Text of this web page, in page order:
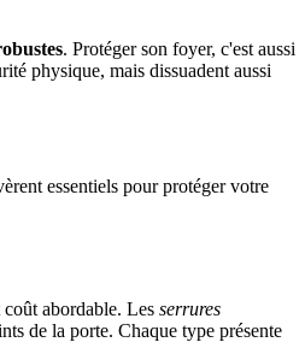
. Protéger son foyer, c'est aussi
physique, mais dissuadent aussi
essentiels pour protéger votre
abordable. Les serrures
de la porte. Chaque type présente